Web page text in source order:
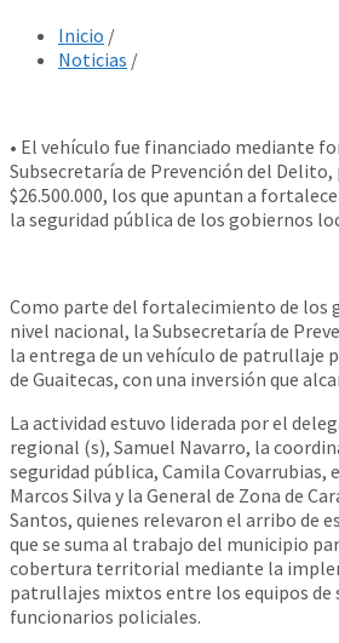
Inicio /
Noticias /
• El vehículo fue financiado mediante
Subsecretaría de Prevención del Delito,
$26.500.000, los que apuntan a
la seguridad pública de los gobiernos
Como parte del fortalecimiento de los
nivel nacional, la Subsecretaría de
la entrega de un vehículo de patrullaje
de Guaitecas, con una inversión que
La actividad estuvo liderada por el
regional (s), Samuel Navarro, la
seguridad pública, Camila Covarrubias,
Marcos Silva y la General de Zona de
Santos, quienes relevaron el arribo de
que se suma al trabajo del municipio
cobertura territorial mediante la
patrullajes mixtos entre los equipos de
funcionarios policiales.